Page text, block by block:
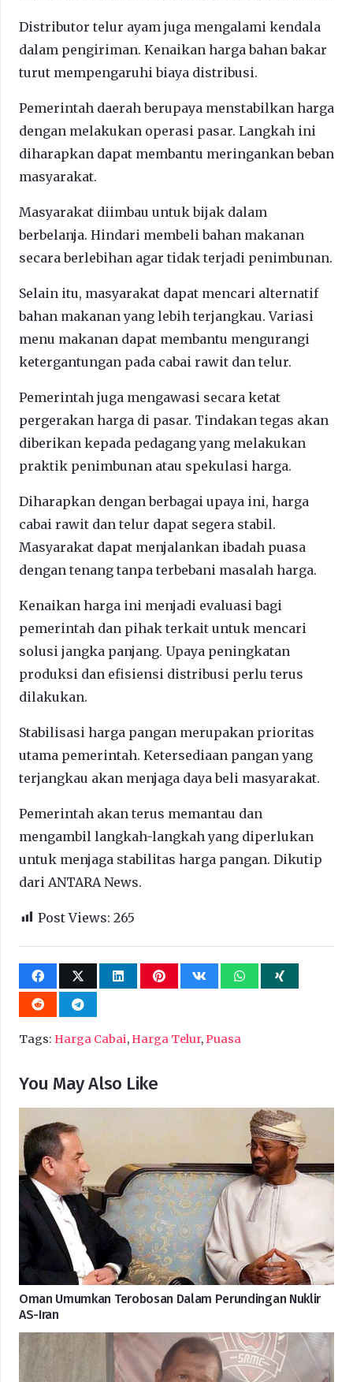
Distributor telur ayam juga mengalami kendala
dalam pengiriman. Kenaikan harga bahan bakar
turut mempengaruhi biaya distribusi.
Pemerintah daerah berupaya menstabilkan harga
dengan melakukan operasi pasar. Langkah ini
diharapkan dapat membantu meringankan beban
masyarakat.
Masyarakat diimbau untuk bijak dalam
berbelanja. Hindari membeli bahan makanan
secara berlebihan agar tidak terjadi penimbunan.
Selain itu, masyarakat dapat mencari alternatif
bahan makanan yang lebih terjangkau. Variasi
menu makanan dapat membantu mengurangi
ketergantungan pada cabai rawit dan telur.
Pemerintah juga mengawasi secara ketat
pergerakan harga di pasar. Tindakan tegas akan
diberikan kepada pedagang yang melakukan
praktik penimbunan atau spekulasi harga.
Diharapkan dengan berbagai upaya ini, harga
cabai rawit dan telur dapat segera stabil.
Masyarakat dapat menjalankan ibadah puasa
dengan tenang tanpa terbebani masalah harga.
Kenaikan harga ini menjadi evaluasi bagi
pemerintah dan pihak terkait untuk mencari
solusi jangka panjang. Upaya peningkatan
produksi dan efisiensi distribusi perlu terus
dilakukan.
Stabilisasi harga pangan merupakan prioritas
utama pemerintah. Ketersediaan pangan yang
terjangkau akan menjaga daya beli masyarakat.
Pemerintah akan terus memantau dan
mengambil langkah-langkah yang diperlukan
untuk menjaga stabilitas harga pangan. Dikutip
dari ANTARA News.
Post Views: 265
Tags: Harga Cabai,Harga Telur,Puasa
You May Also Like
Oman Umumkan Terobosan Dalam Perundingan Nuklir
AS-Iran